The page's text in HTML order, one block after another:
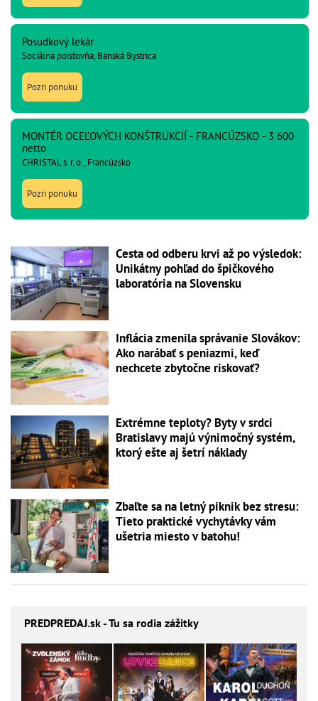
Posudkový lekár
Sociálna poisťovňa, Banská Bystrica
Pozri ponuku
MONTÉR OCEĽOVÝCH KONŠTRUKCIÍ - FRANCÚZSKO - 3 600
netto
CHRISTAL s. r. o., Francúzsko
Pozri ponuku
Cesta od odberu krvi až po výsledok:
Unikátny pohľad do špičkového
laboratória na Slovensku
Inflácia zmenila správanie Slovákov:
Ako narábať s peniazmi, keď
nechcete zbytočne riskovať?
Extrémne teploty? Byty v srdci
Bratislavy majú výnimočný systém,
ktorý ešte aj šetrí náklady
Zbaľte sa na letný piknik bez stresu:
Tieto praktické vychytávky vám
ušetria miesto v batohu!
PREDPREDAJ.sk - Tu sa rodia zážitky